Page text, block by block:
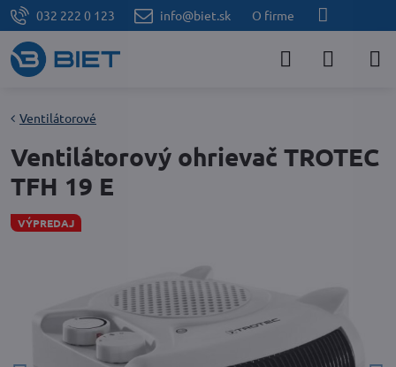
032 222 0 123 info@biet.sk O firme
VÝPREDAJ
Ventilátorové
Ventilátorový ohrievač TROTEC
TFH 19 E